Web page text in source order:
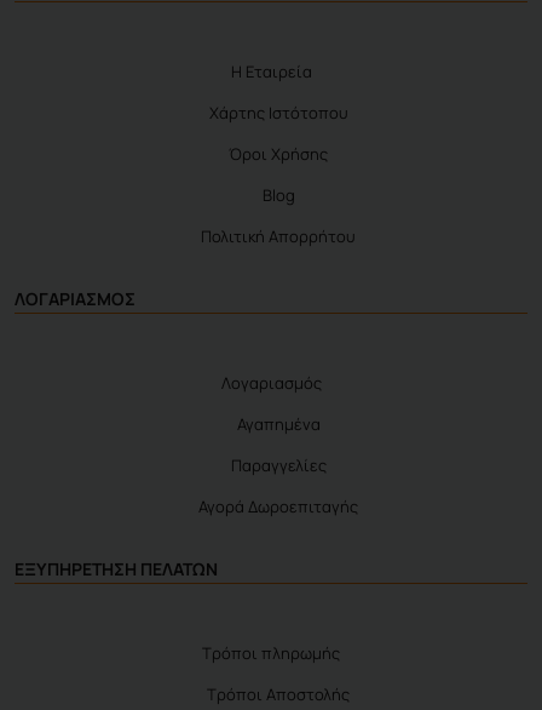
Η Εταιρεία
Χάρτης Ιστότοπου
Όροι Χρήσης
Blog
Πολιτική Απορρήτου
ΛΟΓΑΡΙΑΣΜΟΣ
Λογαριασμός
Αγαπημένα
Παραγγελίες
Αγορά Δωροεπιταγής
ΕΞΥΠΗΡΕΤΗΣΗ ΠΕΛΑΤΩΝ
Τρόποι πληρωμής
Τρόποι Αποστολής